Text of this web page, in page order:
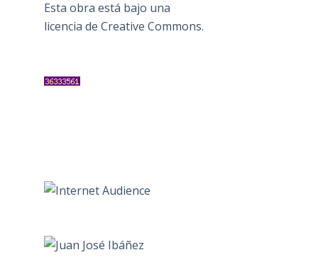
Esta obra está bajo una
licencia de Creative Commons.